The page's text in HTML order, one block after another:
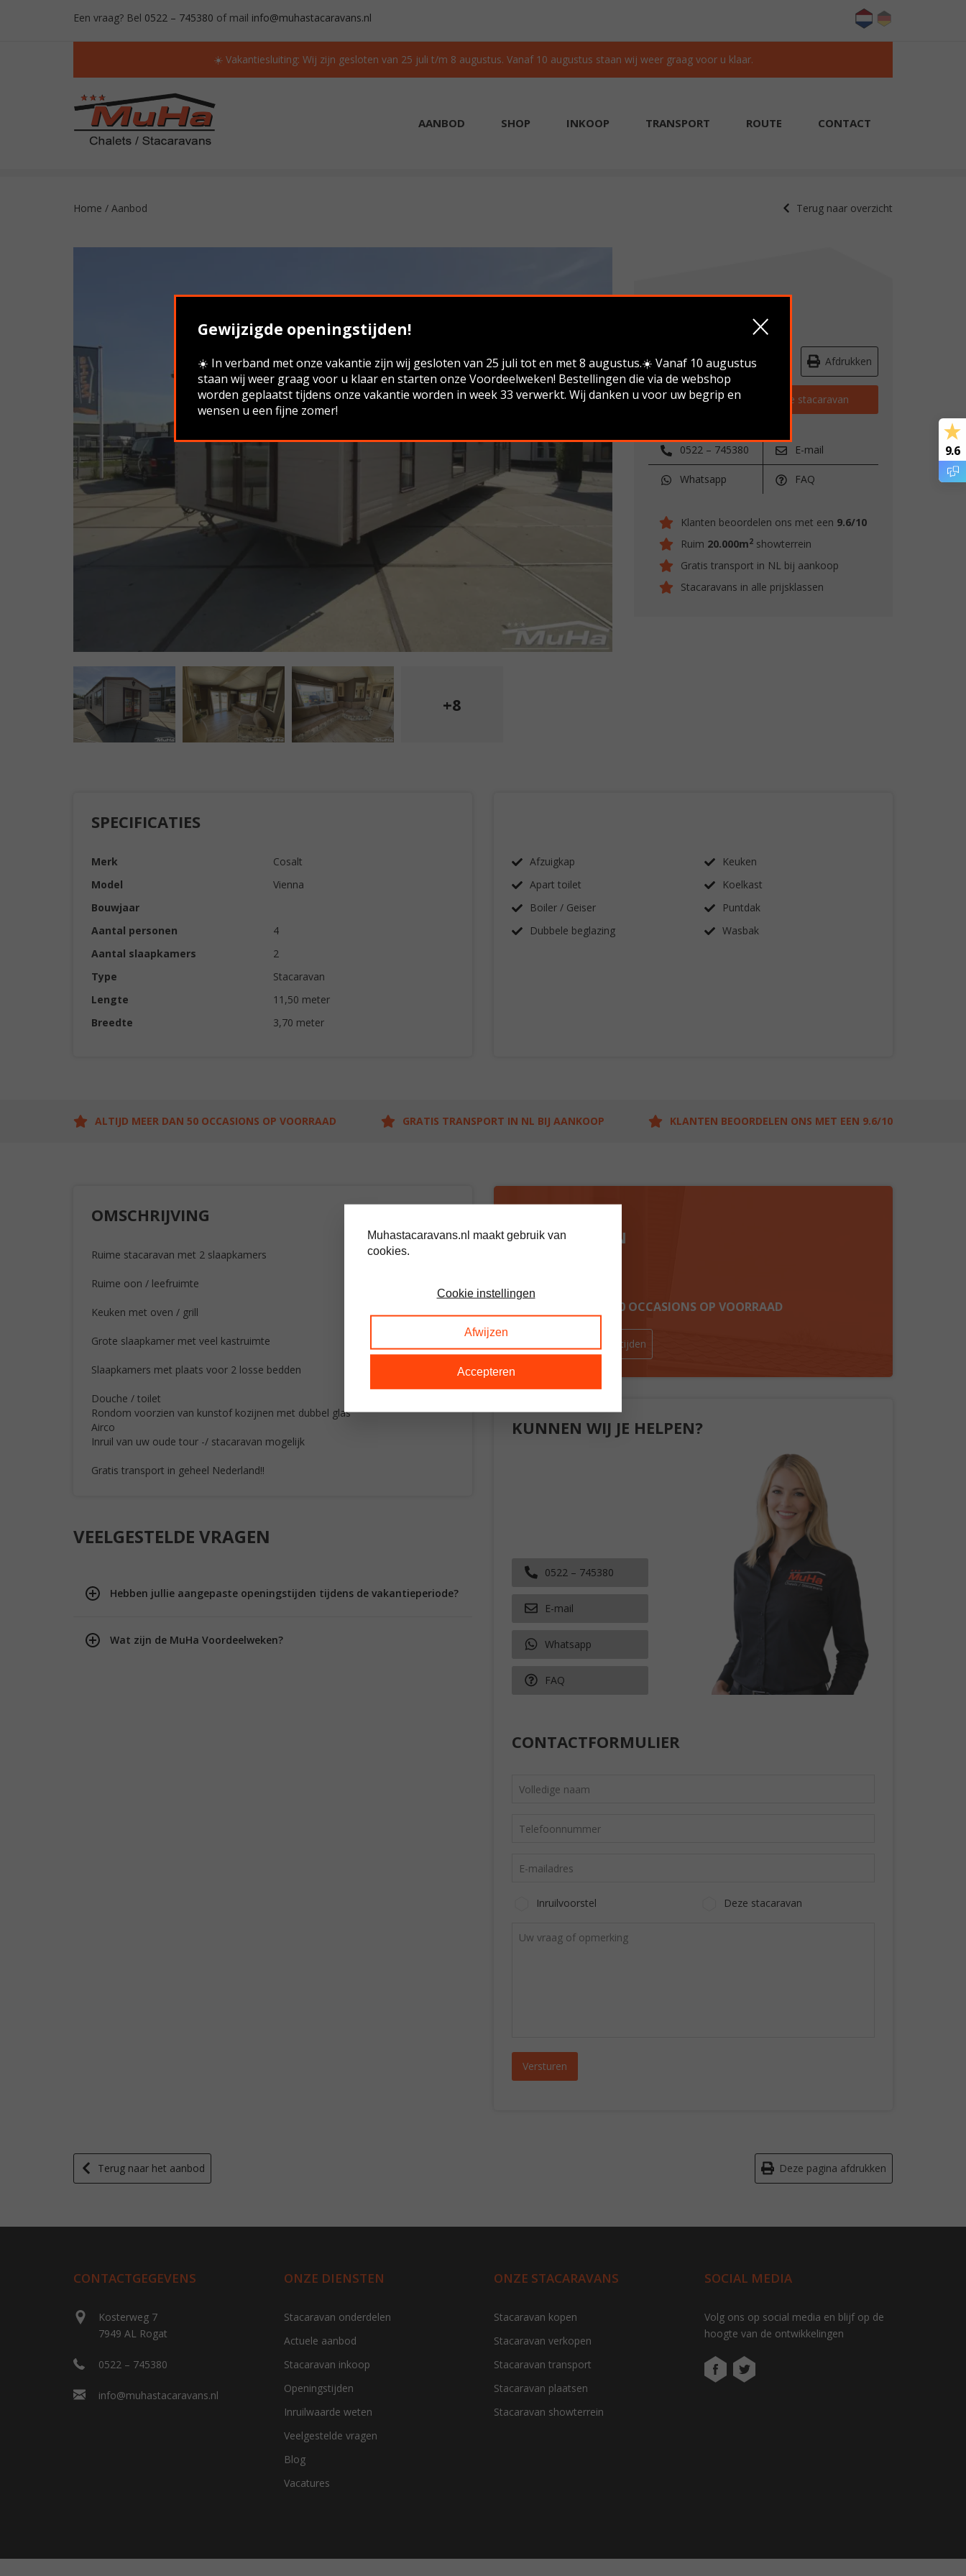
Een vraag? Bel 0522 – 745380 of mail info@muhastacaravans.nl
☀️ Vakantiesluiting: Wij zijn gesloten van 25 juli t/m 8 augustus. Vanaf 10 augustus staan wij weer graag voor u klaar.
AANBOD SHOP INKOOP TRANSPORT ROUTE CONTACT
Home / Aanbod Terug naar overzicht
+8
Verkocht
Route & openingstijden Afdrukken
Vraag stellen over deze stacaravan
0522 – 745380 E-mail
Whatsapp FAQ
Klanten beoordelen ons met een 9.6/10
Ruim 20.000m2 showterrein
Gratis transport in NL bij aankoop
Stacaravans in alle prijsklassen
SPECIFICATIES
Merk
Cosalt
Model
Vienna
Bouwjaar
Aantal personen
4
Aantal slaapkamers
2
Type
Stacaravan
Lengte
11,50 meter
Breedte
3,70 meter
Afzuigkap
Apart toilet
Boiler / Geiser
Dubbele beglazing
Keuken
Koelkast
Puntdak
Wasbak
ALTIJD MEER DAN 50 OCCASIONS OP VOORRAAD GRATIS TRANSPORT IN NL BIJ AANKOOP KLANTEN BEOORDELEN ONS MET EEN 9.6/10
OMSCHRIJVING
Ruime stacaravan met 2 slaapkamers
Ruime oon / leefruimte
Keuken met oven / grill
Grote slaapkamer met veel kastruimte
Slaapkamers met plaats voor 2 losse bedden
Douche / toilet
Rondom voorzien van kunstof kozijnen met dubbel glas
Airco
Inruil van uw oude tour -/ stacaravan mogelijk
Gratis transport in geheel Nederland!!
VEELGESTELDE VRAGEN
Hebben jullie aangepaste openingstijden tijdens de vakantieperiode?
Wat zijn de MuHa Voordeelweken?
SHOWTERREIN
ALTIJD MEER DAN 60 OCCASIONS OP VOORRAAD
Route & openingstijden
KUNNEN WIJ JE HELPEN?
0522 – 745380
E-mail
Whatsapp
FAQ
CONTACTFORMULIER
Inruilvoorstel Deze stacaravan
Terug naar het aanbod Deze pagina afdrukken
CONTACTGEGEVENS
Kosterweg 7
7949 AL Rogat
0522 – 745380
info@muhastacaravans.nl
ONZE DIENSTEN
Stacaravan onderdelen
Actuele aanbod
Stacaravan inkoop
Openingstijden
Inruilwaarde weten
Veelgestelde vragen
Blog
Vacatures
ONZE STACARAVANS
Stacaravan kopen
Stacaravan verkopen
Stacaravan transport
Stacaravan plaatsen
Stacaravan showterrein
SOCIAL MEDIA
Volg ons op social media en blijf op de
hoogte van de ontwikkelingen
Gewijzigde openingstijden!
☀️ In verband met onze vakantie zijn wij gesloten van 25 juli tot en met 8 augustus.☀️ Vanaf 10 augustus
staan wij weer graag voor u klaar en starten onze Voordeelweken! Bestellingen die via de webshop
worden geplaatst tijdens onze vakantie worden in week 33 verwerkt. Wij danken u voor uw begrip en
wensen u een fijne zomer!
9.6
Muhastacaravans.nl maakt gebruik van
cookies.
Cookie instellingen
Afwijzen
Accepteren